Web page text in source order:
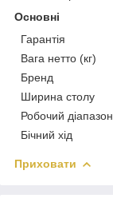
Основні
Гарантія
Вага нетто (кг)
Бренд
Ширина столу
Робочий діапазон
Бічний хід
Приховати